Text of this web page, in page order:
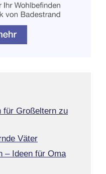
für Großeltern zu
Väter
– Ideen für Oma